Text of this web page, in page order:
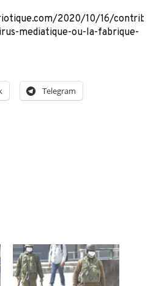
2020/10/16/
mediatique-ou-la-fabrique-
Telegram